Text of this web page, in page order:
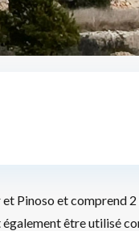
Pinoso et comprend 2
être utilisé